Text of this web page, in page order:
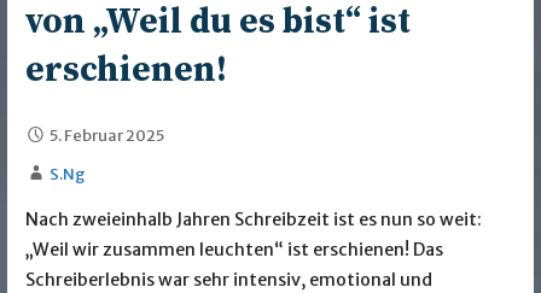
von „Weil du es bist“ ist
erschienen!
5. Februar 2025
S.Ng
Nach zweieinhalb Jahren Schreibzeit ist es nun so weit:
„Weil wir zusammen leuchten“ ist erschienen! Das
Schreiberlebnis war sehr intensiv, emotional und